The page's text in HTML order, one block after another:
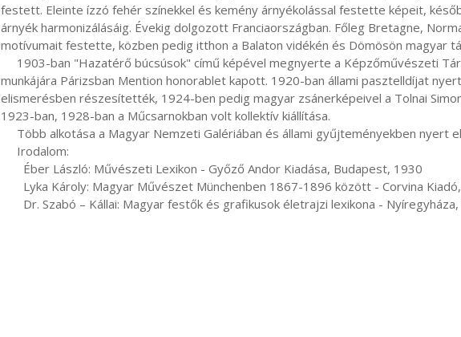
festett. Eleinte ízzó fehér színekkel és kemény árnyékolással festette képeit,
árnyék harmonizálásáig. Évekig dolgozott Franciaországban. Főleg Bretagne,
motívumait festette, közben pedig itthon a Balaton vidékén és Dömösön magyar
munkájára Párizsban Mention honorablet kapott. 1920-ban állami pasztelldíjat
elismerésben részesítették, 1924-ben pedig magyar zsánerképeivel a Tolnai
1923-ban, 1928-ban a Műcsarnokban volt kollektív kiállítása.
Dr. Szabó – Kállai: Magyar festők és grafikusok életrajzi lexikona -